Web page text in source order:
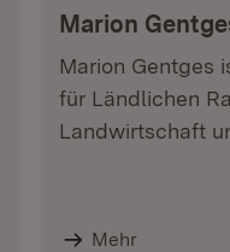
Marion
Marion Gentges
für Ländlichen
Landwirtschaft
Mehr